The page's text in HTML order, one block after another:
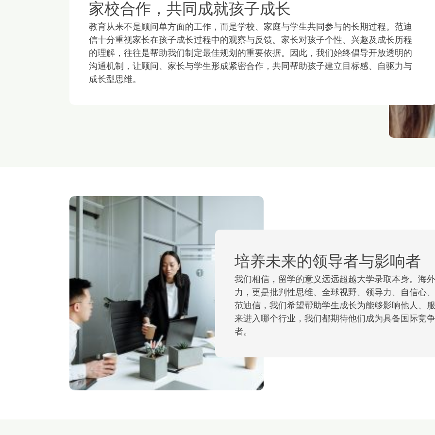
家校合作，共同成就孩子成长
教育从来不是顾问单方面的工作，而是学校、家庭与学生共同参与的长期过程。范迪
信十分重视家长在孩子成长过程中的观察与反馈。家长对孩子个性、兴趣及成长历程
的理解，往往是帮助我们制定最佳规划的重要依据。因此，我们始终倡导开放透明的
沟通机制，让顾问、家长与学生形成紧密合作，共同帮助孩子建立目标感、自驱力与
成长型思维。
培养未来的领导者与影响者
我们相信，留学的意义远远超越大学录取本身。海
力，更是批判性思维、全球视野、领导力、自信心
范迪信，我们希望帮助学生成长为能够影响他人、
来进入哪个行业，我们都期待他们成为具备国际竞
者。